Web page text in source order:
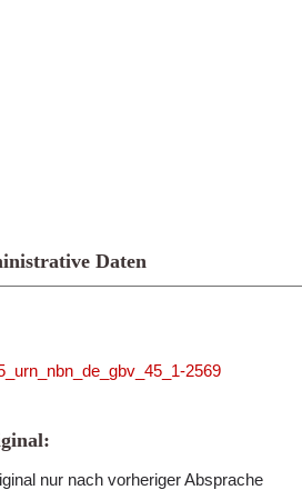
Daten
2569
nur nach vorheriger Absprache